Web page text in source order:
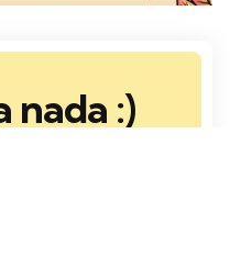
nada :)